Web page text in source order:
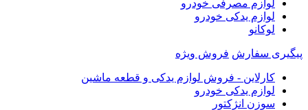
لوازم مصرفی خودرو
لوازم یدکی خودرو
لوکانو
پیگیری سفارش فروش ویژه
کارلاین - فروش لوازم یدکی و قطعه ماشین
لوازم یدکی خودرو
سوزن انژکتور